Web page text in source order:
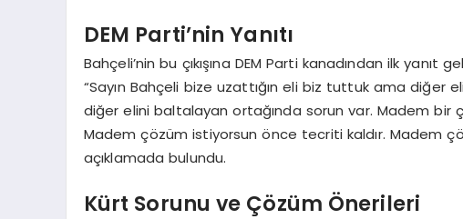
DEM Parti’nin Yanıtı
Bahçeli’nin bu çıkışına DEM Parti kanadından ilk yanıt
“Sayın Bahçeli bize uzattığın eli biz tuttuk ama diğer
diğer elini baltalayan ortağında sorun var. Madem bir
Madem çözüm istiyorsun önce tecriti kaldır. Madem
açıklamada bulundu.
Kürt Sorunu ve Çözüm Önerileri